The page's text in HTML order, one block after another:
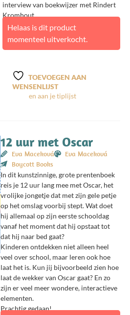
interview van boekwijzer met Rindert
Kromhout.
Helaas is dit product
momenteel uitverkocht.
TOEVOEGEN AAN
WENSENLIJST
12 uur met Oscar
Eva Maceková
Eva Maceková
Boycott Books
In dit kunstzinnige, grote prentenboek
reis je 12 uur lang mee met Oscar, het
vrolijke jongetje dat met zijn gele petje
op het omslag voorbij stept. Wat doet
hij allemaal op zijn eerste schooldag
vanaf het moment dat hij opstaat tot
dat hij naar bed gaat?
Kinderen ontdekken niet alleen heel
veel over school, maar leren ook hoe
laat het is. Kun jij bijvoorbeeld zien hoe
laat de wekker van Oscar gaat? En zo
zijn er veel meer wondere, interactieve
elementen.
Prachtig gedaan!